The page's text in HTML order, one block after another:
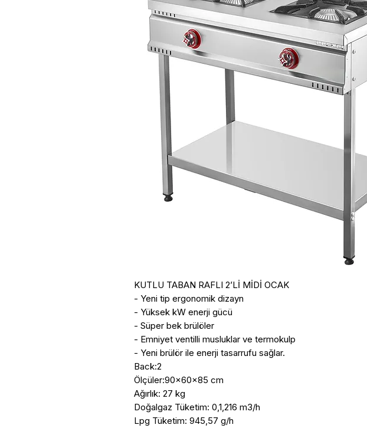
KUTLU TABAN RAFLI 2’Lİ MİDİ OCAK
- Yeni tip ergonomik dizayn
- Yüksek kW enerji gücü
- Süper bek brülöler
- Emniyet ventilli musluklar ve termokulp
- Yeni brülör ile enerji tasarrufu sağlar.
Back:2
Ölçüler:90x60x85 cm
Ağırlık: 27 kg
Doğalgaz Tüketim: 0,1,216 m3/h
Lpg Tüketim: 945,57 g/h